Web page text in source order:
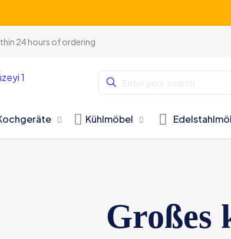
24 hours of ordering
Kühlmöbel
Großes